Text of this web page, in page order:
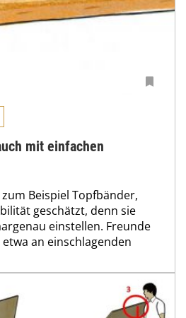
mit einfachen
Beispiel Topfbänder,
geschätzt, denn sie
einstellen. Freunde
an einschlagenden